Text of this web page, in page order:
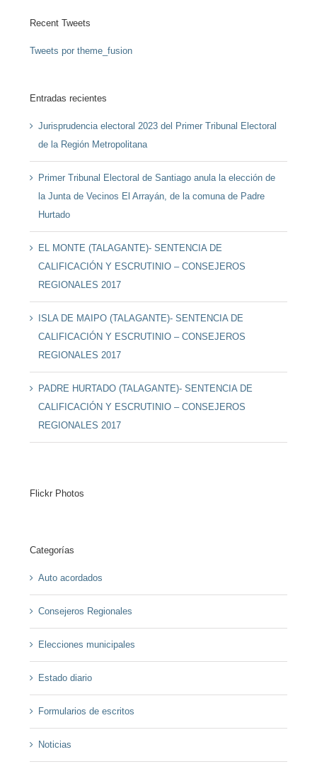
Recent Tweets
Tweets por theme_fusion
Entradas recientes
Jurisprudencia electoral 2023 del Primer Tribunal Electoral
de la Región Metropolitana
Primer Tribunal Electoral de Santiago anula la elección de
la Junta de Vecinos El Arrayán, de la comuna de Padre
Hurtado
EL MONTE (TALAGANTE)- SENTENCIA DE
CALIFICACIÓN Y ESCRUTINIO – CONSEJEROS
REGIONALES 2017
ISLA DE MAIPO (TALAGANTE)- SENTENCIA DE
CALIFICACIÓN Y ESCRUTINIO – CONSEJEROS
REGIONALES 2017
PADRE HURTADO (TALAGANTE)- SENTENCIA DE
CALIFICACIÓN Y ESCRUTINIO – CONSEJEROS
REGIONALES 2017
Flickr Photos
Categorías
Auto acordados
Consejeros Regionales
Elecciones municipales
Estado diario
Formularios de escritos
Noticias